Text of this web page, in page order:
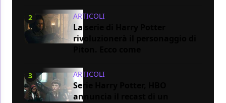
2 ARTICOLI
La serie di Harry Potter
rivoluzionerà il personaggio di
3 ARTICOLI
Serie Harry Potter, HBO
annuncia il recast di un